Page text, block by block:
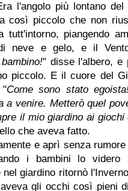
l'angolo più lontano
così piccolo che non
tutt'intorno, piangendo
neve e gelo, e il
" disse l'albero, e
piccolo. E il cuore del
"Come sono stato
a venire. Metterò quel
il mio giardino ai giochi
che aveva fatto.
e aprì senza
i bambini lo videro
giardino ritornò
gli occhi così pieni